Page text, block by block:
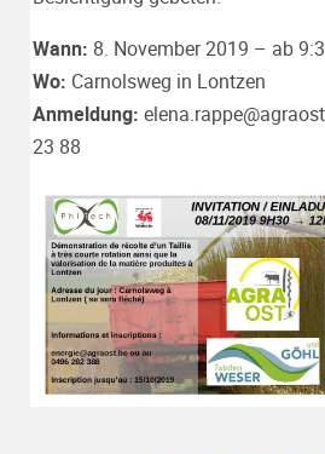
Wann: 8. November 2019 – ab
Wo: Carnolsweg in Lontzen
Anmeldung:
23 88